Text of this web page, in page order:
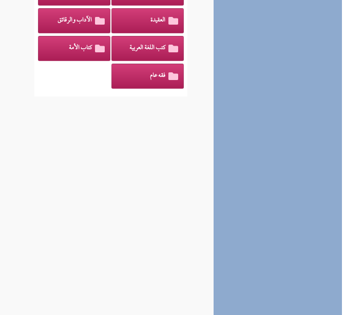
العقيدة الآداب والرقائق
كتب اللغة العربية كتاب الأمة
فقه عام